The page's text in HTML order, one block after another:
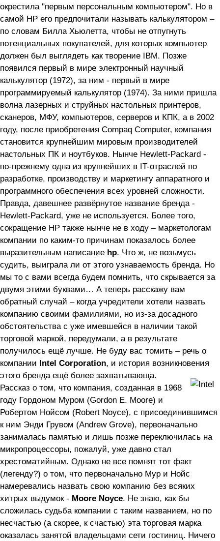
окрестила "первым персональным компьютером". Но в
самой HP его предпочитали называть калькулятором –
по словам Билла Хьюлетта, чтобы не отпугнуть
потенциальных покупателей, для которых компьютер
должен был выглядеть как творение IBM. Позже
появился первый в мире электронный научный
калькулятор (1972), за ним - первый в мире
программируемый калькулятор (1974). За ними пришла
волна лазерных и струйных настольных принтеров,
сканеров, МФУ, компьютеров, серверов и КПК, а в 2002
году, после приобретения Compaq Computer, компания
становится крупнейшим мировым производителей
настольных ПК и ноутбуков. Нынче Hewlett-Packard -
по-прежнему одна из крупнейших в IT-отраслей по
разработке, производству и маркетингу аппаратного и
программного обеспечения всех уровней сложности.
Правда, давешнее развёрнутое название бренда -
Hewlett-Packard, уже не используется. Более того,
сокращение HP также нынче не в ходу – маркетологам
компании по каким-то причинам показалось более
выразительным написание hp. Что ж, не возьмусь
судить, выиграла ли от этого узнаваемость бренда. Но
мы то с вами всегда будем помнить, что скрывается за
двумя этими буквами… А теперь расскажу вам
обратный случай – когда учредители хотели назвать
компанию своими фамилиями, но из-за досадного
обстоятельства с уже имевшейся в наличии такой
торговой маркой, передумали, а в результате
получилось ещё лучше. Не буду вас томить – речь о
компании Intel Corporation, и история возникновения
этого бренда ещё более захватывающа.
Рассказ о том, что компания, созданная в 1968
году Гордоном Муром (Gordon E. Moore) и
Робертом Нойсом (Robert Noyce), с присоединившимся
к ним Энди Грувом (Andrew Grove), первоначально
занималась памятью и лишь позже переключилась на
микропроцессоры, пожалуй, уже давно стал
хрестоматийным. Однако не все помнят тот факт
(легенду?) о том, что первоначально Мур и Нойс
намеревались назвать свою компанию без всяких
хитрых выдумок - Moore Noyce. Не знаю, как бы
сложилась судьба компании с таким названием, но по
несчастью (а скорее, к счастью) эта торговая марка
оказалась занятой владельцами сети гостиниц. Ничего